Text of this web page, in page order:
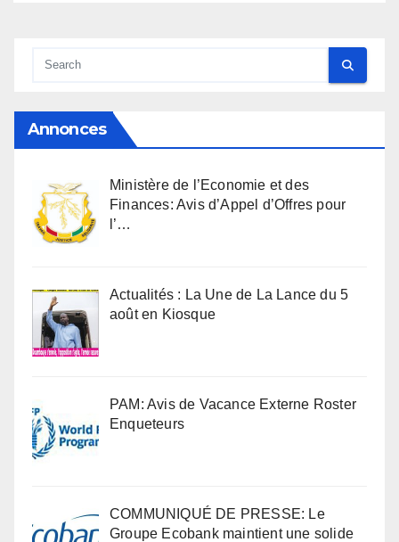
Annonces
Ministère de l’Economie et des
Finances: Avis d’Appel d’Offres pour
l’…
Actualités : La Une de La Lance du 5
août en Kiosque
PAM: Avis de Vacance Externe Roster
Enqueteurs
COMMUNIQUÉ DE PRESSE: Le
Groupe Ecobank maintient une solide